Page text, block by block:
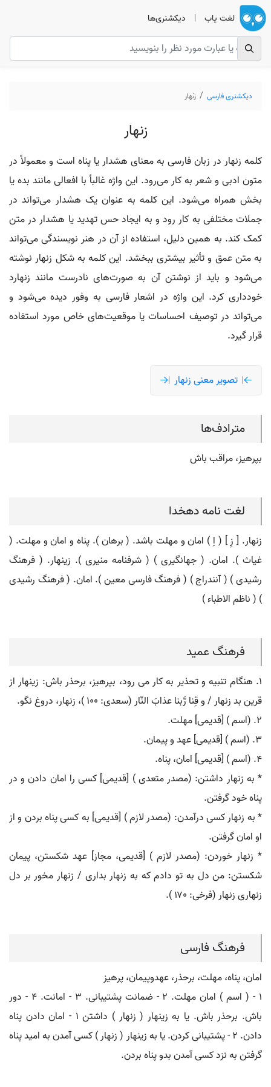
لغت یاب | دیکشنری‌ها
دیکشنری فارسی زنهار
زنهار
کلمه زنهار در زبان فارسی به معنای هشدار یا پناه است و معمولاً در
متون ادبی و شعر به کار می‌رود. این واژه غالباً با افعالی مانند بده یا
بخش همراه می‌شود. این کلمه به عنوان یک هشدار می‌تواند در
جملات مختلفی به کار رود و به ایجاد حس تهدید یا هشدار در متن
کمک کند. به همین دلیل، استفاده از آن در هنر نویسندگی می‌تواند
به متن عمق و تأثیر بیشتری ببخشد. این کلمه به شکل زنهار نوشته
می‌شود و باید از نوشتن آن به صورت‌های نادرست مانند زنهارد
خودداری کرد. این واژه در اشعار فارسی به وفور دیده می‌شود و
می‌تواند در توصیف احساسات یا موقعیت‌های خاص مورد استفاده
قرار گیرد.
تصویر معنی زنهار
مترادف‌ها
بپرهیز، مراقب باش
لغت نامه دهخدا
زنهار. [ زِ ] ( اِ ) امان و مهلت باشد. ( برهان ). پناه و امان و مهلت. (
غیاث ). امان. ( جهانگیری ) ( شرفنامه منیری ). زینهار. ( فرهنگ
رشیدی ) ( آنندراج ) ( فرهنگ فارسی معین ). امان. ( فرهنگ رشیدی
) ( ناظم الاطباء )
فرهنگ عمید
۱. هنگام تنبیه و تحذیر به کار می رود، بپرهیز، برحذر باش: زینهار از
قرین بد زنهار / و قِنا رَّبنا عذابَ النّار (سعدی: ۱۰۰ )، زنهار، دروغ نگو.
۲. (اسم ) [قدیمی] مهلت.
۳. (اسم ) [قدیمی] عهد و پیمان.
۴. (اسم ) [قدیمی] امان، پناه.
* به زنهار داشتن: (مصدر متعدی ) [قدیمی] کسی را امان دادن و در
پناه خود گرفتن.
* به زنهار کسی درآمدن: (مصدر لازم ) [قدیمی] به کسی پناه بردن و از
او امان گرفتن.
* زنهار خوردن: (مصدر لازم ) [قدیمی، مجاز] عهد شکستن، پیمان
شکستن: من دل به تو دادم که به زنهار بداری / زنهار مخور بر دل
زنهاری زنهار (فرخی: ۱۷۰ ).
فرهنگ فارسی
امان، پناه، مهلت، برحذر، عهدوپیمان، پرهیز
۱ - ( اسم ) امان مهلت. ۲ - ضمانت پشتیبانی. ۳ - امانت. ۴ - دور
باش. برحذر باش. یا به زینهار ( زنهار ) داشتن ۱ - امان دادن پناه
دادن. ۲ - پشتیبانی کردن. یا به زینهار ( زنهار ) کسی آمدن به امید پناه
گرفتن به نزد کسی آمدن بدو پناه بردن.